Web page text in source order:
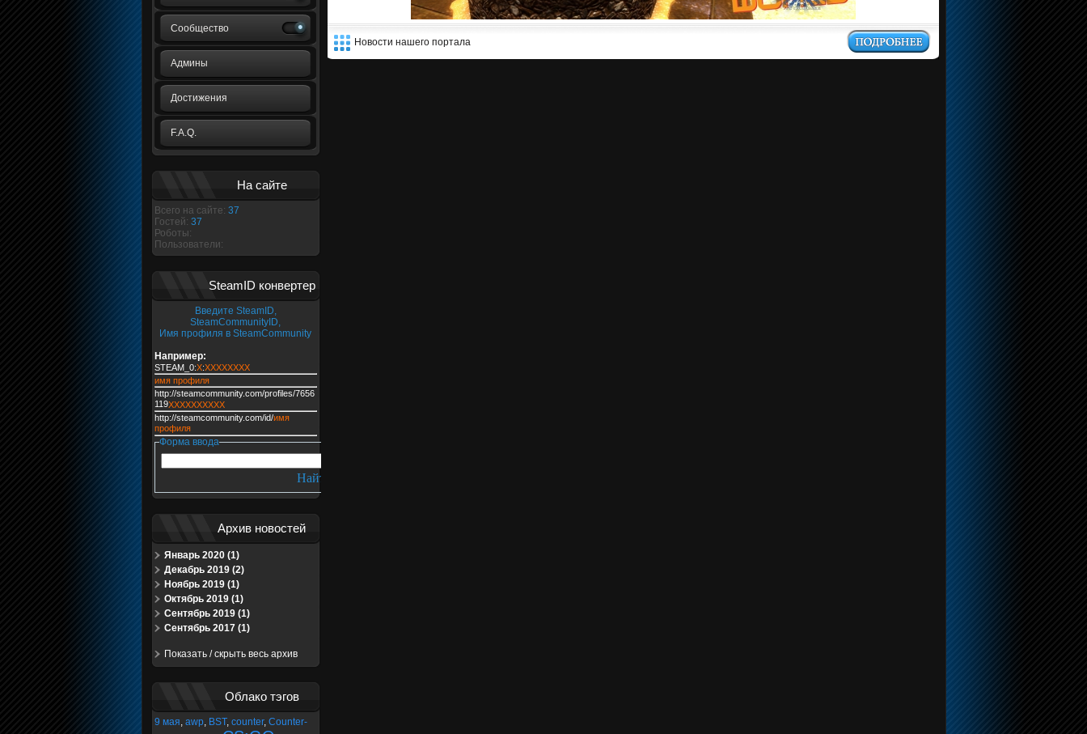
Сообщество
Админы
Достижения
F.A.Q.
На сайте
Всего на сайте: 37
Гостей: 37
Роботы:
Пользователи:
SteamID конвертер
Введите SteamID,
SteamCommunityID,
Имя профиля в SteamCommunity
Например:
STEAM_0:X:XXXXXXXX
имя профиля
http://steamcommunity.com/profiles/7656
119XXXXXXXXXX
http://steamcommunity.com/id/имя
профиля
Форма ввода
Архив новостей
Январь 2020 (1)
Декабрь 2019 (2)
Ноябрь 2019 (1)
Октябрь 2019 (1)
Сентябрь 2019 (1)
Сентябрь 2017 (1)
Показать / скрыть весь архив
Облако тэгов
9 мая, awp, BST, counter, Counter-
Новости нашего портала